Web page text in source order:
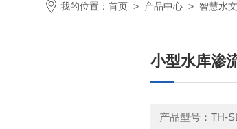
我的位置： 首页 > 产品中心 > 智慧水文
小型水库渗
产品型号：TH-